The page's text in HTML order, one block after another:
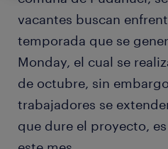
vacantes buscan
temporada que se
Monday, el cual se
de octubre, sin
trabajadores se
que dure el proyecto,